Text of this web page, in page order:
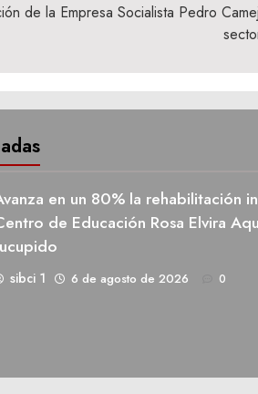
de la Empresa Socialista Pedro
en un 80% la rehabilitación
de Educación Rosa Elvira
sibci 1 6 de agosto de 2026 0